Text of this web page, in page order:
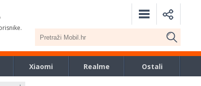
Xiaomi Realme Ostali